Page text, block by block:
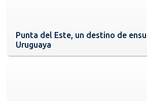
Punta del Este, un destino de
Uruguaya